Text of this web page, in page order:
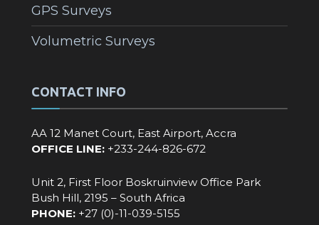
GPS Surveys
Volumetric Surveys
CONTACT INFO
AA 12 Manet Court, East Airport, Accra
OFFICE LINE: +233-244-826-672‬
Unit 2, First Floor Boskruinview Office Park
Bush Hill, 2195 – South Africa
PHONE: +27 (0)-11-039-5155